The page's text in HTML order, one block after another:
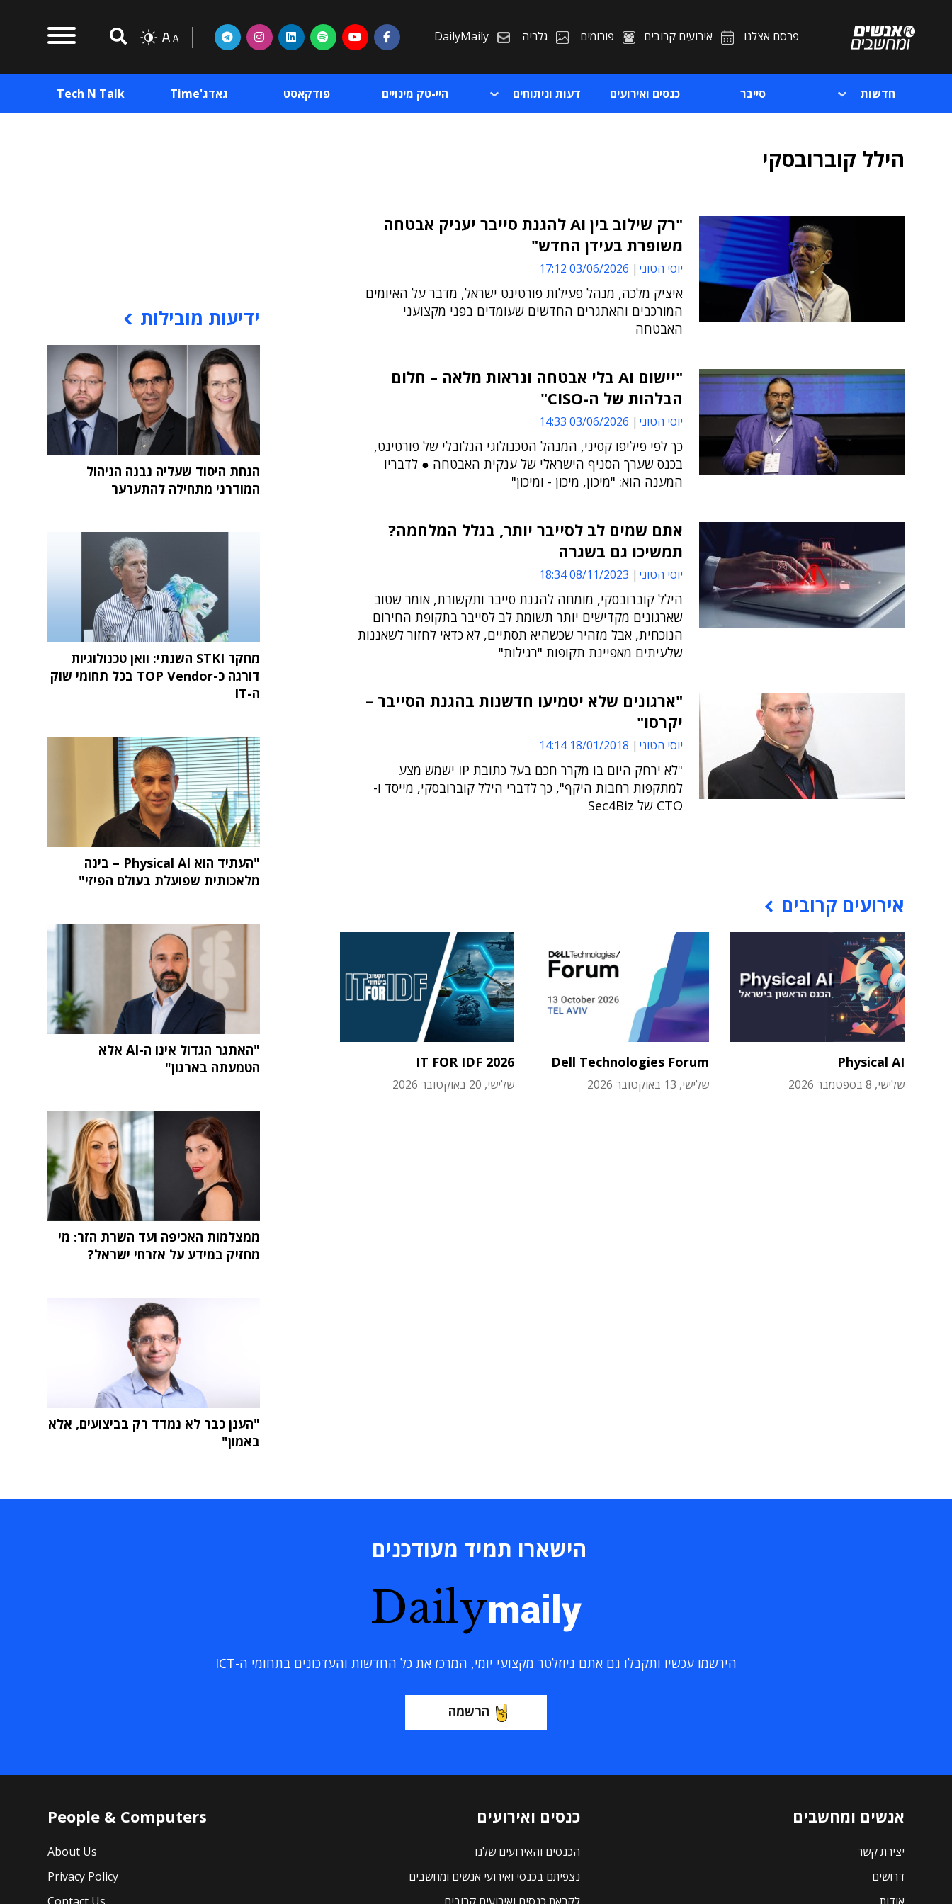
פרסם אצלנו אירועים קרובים פורומים גלריה DailyMaily
חדשות סייבר כנסים ואירועים דעות וניתוחים היי-טק מינויים פודקאסט גאדג'Time Tech N Talk
הילל קוברובסקי
"רק שילוב בין AI להגנת סייבר יעניק אבטחה
משופרת בעידן החדש"
יוסי הטוני 03/06/2026 17:12
איציק מלכה, מנהל פעילות פורטינט ישראל, מדבר על האיומים
המורכבים והאתגרים החדשים שעומדים בפני מקצועני
האבטחה
"יישום AI בלי אבטחה ונראות מלאה – חלום
הבלהות של ה-CISO"
יוסי הטוני 03/06/2026 14:33
כך לפי פיליפו קסיני, המנהל הטכנולוגי הגלובלי של פורטינט,
בכנס שערך הסניף הישראלי של ענקית האבטחה ● לדבריו
המענה הוא: "מיכון, מיכון - ומיכון"
אתם שמים לב לסייבר יותר, בגלל המלחמה?
תמשיכו גם בשגרה
יוסי הטוני 08/11/2023 18:34
הילל קוברובסקי, מומחה להגנת סייבר ותקשורת, אומר שטוב
שארגונים מקדישים יותר תשומת לב לסייבר בתקופת החירום
הנוכחית, אבל מזהיר שכשהיא תסתיים, לא כדאי לחזור לשאננות
שלעיתים מאפיינת תקופות "רגילות"
"ארגונים שלא יטמיעו חדשנות בהגנת הסייבר –
יקרסו"
יוסי הטוני 18/01/2018 14:14
"לא ירחק היום בו מקרר חכם בעל כתובת IP ישמש מצע
למתקפות רחבות היקף", כך לדברי הילל קוברובסקי, מייסד ו-
CTO של Sec4Biz
אירועים קרובים
Physical AI
שלישי, 8 בספטמבר 2026
Dell Technologies Forum
שלישי, 13 באוקטובר 2026
IT FOR IDF 2026
שלישי, 20 באוקטובר 2026
ידיעות מובילות
הנחת היסוד שעליה נבנה הניהול
המודרני מתחילה להתערער
מחקר STKI השנתי: וואן טכנולוגיות
דורגה כ-TOP Vendor בכל תחומי שוק
ה-IT
"העתיד הוא Physical AI – בינה
מלאכותית שפועלת בעולם הפיזי"
"האתגר הגדול אינו ה-AI אלא
הטמעתה בארגון"
ממצלמות האכיפה ועד השרת הזר: מי
מחזיק במידע על אזרחי ישראל?
"הענן כבר לא נמדד רק בביצועים, אלא
באמון"
הישארו תמיד מעודכנים
Dailymaily
הירשמו עכשיו ותקבלו גם אתם ניוזלטר מקצועי יומי, המרכז את כל החדשות והעדכונים בתחומי ה-ICT
הרשמה
אנשים ומחשבים
יצירת קשר
דרושים
כנסים ואירועים
הכנסים והאירועים שלנו
נצפיתם בכנסי ואירועי אנשים ומחשבים
People & Computers
About Us
Privacy Policy